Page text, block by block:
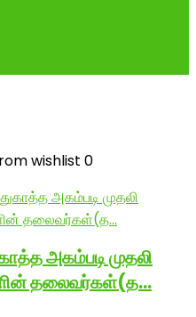
wishlist 0
அகம்படி முதலி
தலைவர்கள்(த…